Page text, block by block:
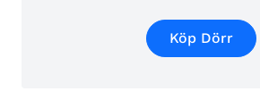
Köp Dörr